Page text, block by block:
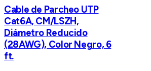
Cable de Parcheo UTP
Cat6A, CM/LSZH,
Diámetro Reducido
(28AWG), Color Negro, 6
ft.